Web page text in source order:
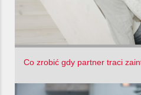
Co zrobić gdy partner traci